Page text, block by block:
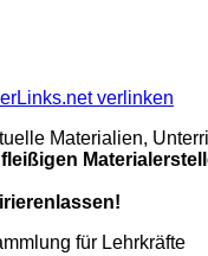
verlinken
Materialien,
für Lehrkräfte